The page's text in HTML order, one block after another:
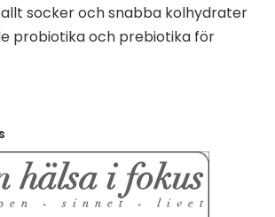
socker och snabba kolhydrater
probiotika och prebiotika för